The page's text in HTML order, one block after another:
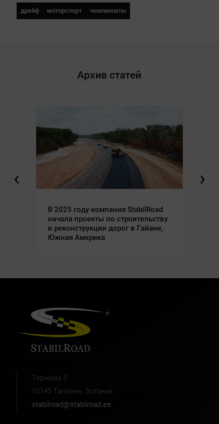
дрейф моторспорт чемпионаты
Архив статей
В 2025 году компания StabilRoad
начала проекты по строительству
и реконструкции дорог в Гайане,
Южная Америка
‹ ›
Торнмяэ 5
10145 Таллинн, Эстония
stabilroad@stabilroad.ee